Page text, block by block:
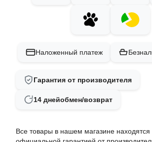
Наложенный платеж
Гарантия от производителя
14 днейобмен/возврат
Все товары в нашем магазине находятся